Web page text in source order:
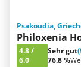
Psakoudia,
Philoxenia
4.8/
6.0
Sehr gut
76.8 %